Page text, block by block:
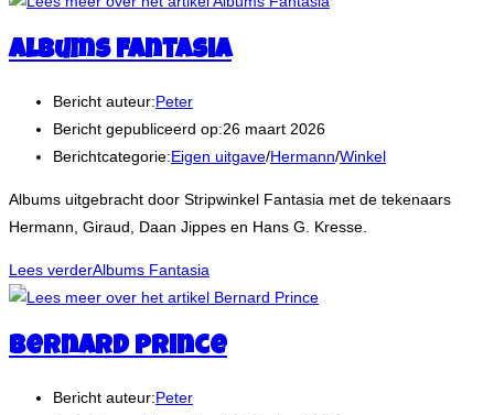
Albums Fantasia
Bericht auteur:Peter
Bericht gepubliceerd op:26 maart 2026
Berichtcategorie:Eigen uitgave/Hermann/Winkel
Albums uitgebracht door Stripwinkel Fantasia met de tekenaars
Hermann, Giraud, Daan Jippes en Hans G. Kresse.
Lees verderAlbums Fantasia
Bernard Prince
Bericht auteur:Peter